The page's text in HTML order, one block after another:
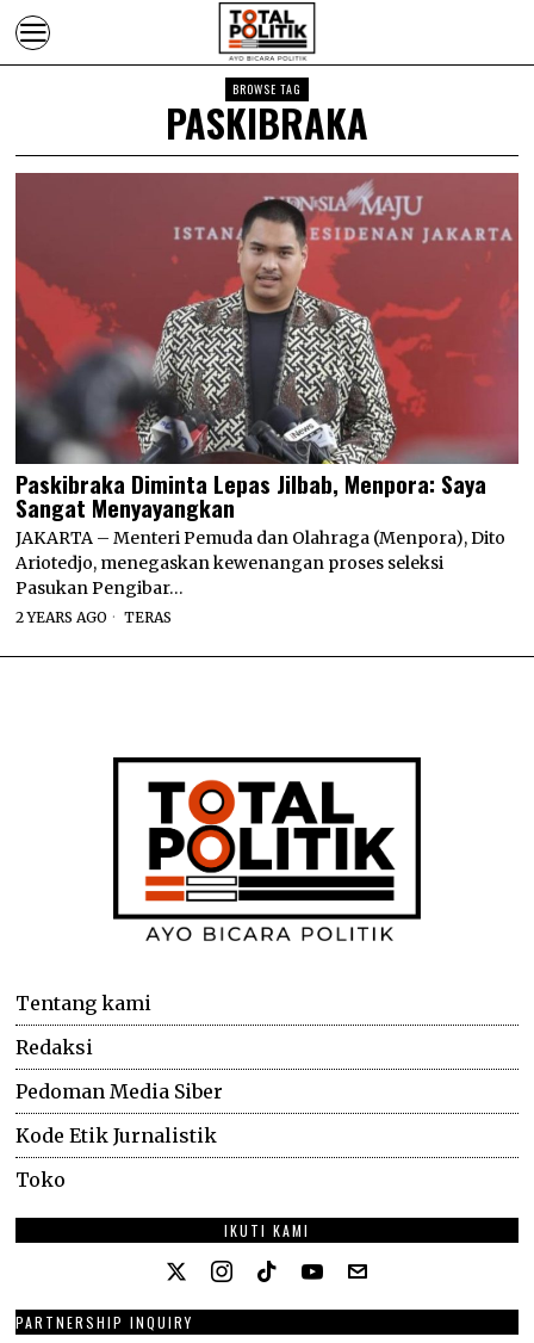
BROWSE TAG
PASKIBRAKA
Paskibraka Diminta Lepas Jilbab, Menpora: Saya
Sangat Menyayangkan
JAKARTA – Menteri Pemuda dan Olahraga (Menpora), Dito
Ariotedjo, menegaskan kewenangan proses seleksi
Pasukan Pengibar…
2 YEARS AGO TERAS
Tentang kami
Redaksi
Pedoman Media Siber
Kode Etik Jurnalistik
Toko
IKUTI KAMI
PARTNERSHIP INQUIRY